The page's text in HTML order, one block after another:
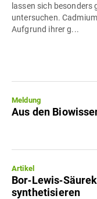
lassen sich
untersuchen.
Aufgrund ihrer g...
Meldung
Aus den
Artikel
synthetisieren